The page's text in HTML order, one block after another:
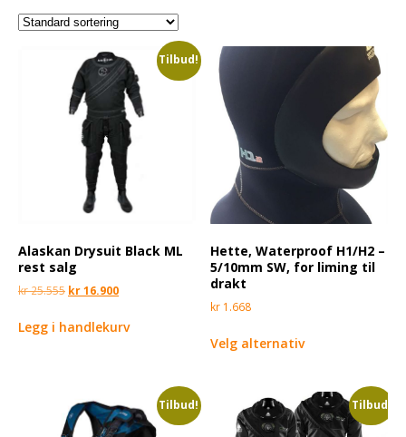
Tilbud!
Alaskan Drysuit Black ML
rest salg
kr25.555 kr16.900
Legg i handlekurv
Hette, Waterproof H1/H2 –
5/10mm SW, for liming til
drakt
kr 1.668
Velg alternativ
Tilbud! Tilbud!